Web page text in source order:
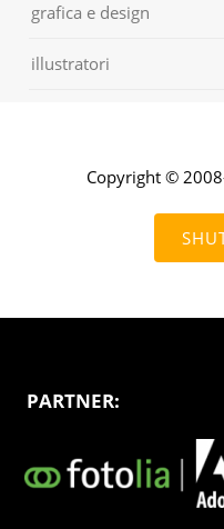
grafica e design
illustratori
Copyright ©
PARTNER: